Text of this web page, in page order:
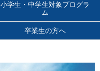
小学生・中学生対象プログラ
ム
卒業生の方へ